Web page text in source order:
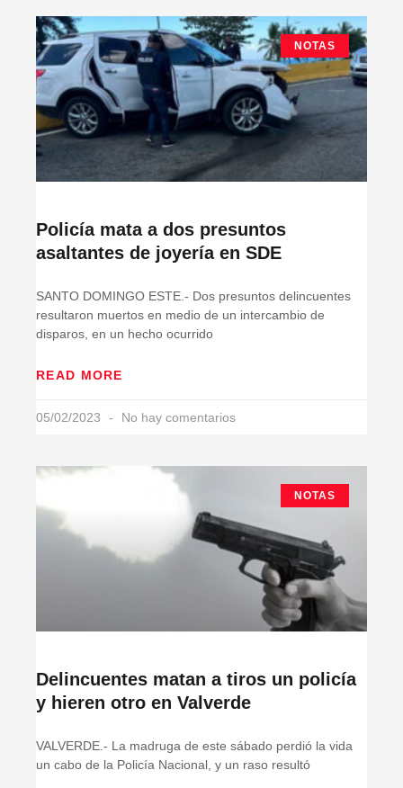
NOTAS
Policía mata a dos presuntos
asaltantes de joyería en SDE
SANTO DOMINGO ESTE.- Dos presuntos delincuentes
resultaron muertos en medio de un intercambio de
disparos, en un hecho ocurrido
READ MORE
05/02/2023 No hay comentarios
NOTAS
Delincuentes matan a tiros un policía
y hieren otro en Valverde
VALVERDE.- La madruga de este sábado perdió la vida
un cabo de la Policía Nacional, y un raso resultó